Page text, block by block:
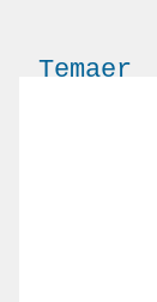
Temaer